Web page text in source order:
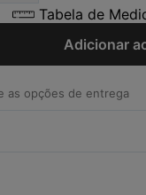
Tabela de
Adicionar